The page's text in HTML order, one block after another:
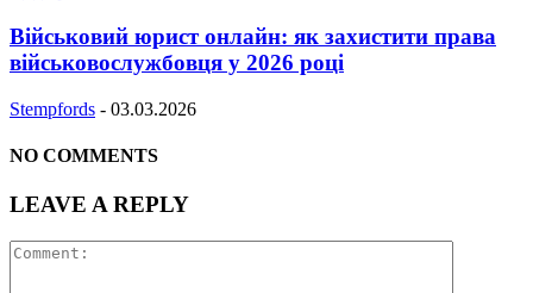
Військовий юрист онлайн: як захистити права
військовослужбовця у 2026 році
Stempfords - 03.03.2026
NO COMMENTS
LEAVE A REPLY